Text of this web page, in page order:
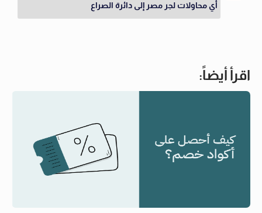
أي محاولات لجر مصر إلى دائرة الصراع
اقرأ أيضاً: